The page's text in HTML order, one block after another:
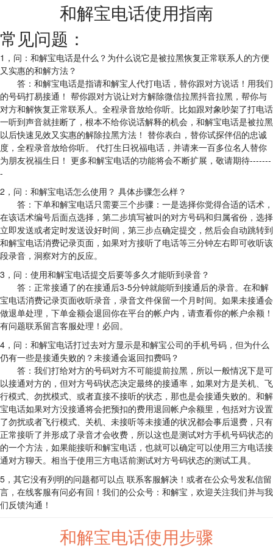
和解宝电话使用指南
常见问题：
1，问：和解宝电话是什么？为什么说它是被拉黑恢复正常联系人的方便
又实惠的和解方法？
答：和解宝电话是指请和解宝人代打电话，替你跟对方说话！用我们
的号码打易接通！ 帮你跟对方说让对方解除微信拉黑抖音拉黑，帮你与
对方和解恢复正常联系人。全程录音放给你听。比如跟对象吵架了打电话
一听到声音就挂断了，根本不给你说话解释的机会，和解宝电话是被拉黑
以后快速见效又实惠的解除拉黑方法！ 替你表白，替你试探伴侣的忠诚
度，全程录音放给你听。 代打生日祝福电话，并请来一百多位名人替你
为朋友祝福生日！ 更多和解宝电话的功能将会不断扩展，敬请期待-------
-
2，问：和解宝电话怎么使用？ 具体步骤怎么样？
答：下单和解宝电话只需要三个步骤：一是选择你觉得合适的话术，
在该话术编号后面点选择，第二步填写被叫的对方号码和归属省份，选择
立即发送或者定时发送设好时间，第三步点确定提交，然后会自动跳转到
和解宝电话消费记录页面，如果对方接听了电话等三分钟左右即可收听该
段录音，洞察对方的反应。
3，问：使用和解宝电话提交后要等多久才能听到录音？
答：正常接通了的在接通后3-5分钟就能听到接通后的录音。在和解
宝电话消费记录页面收听录音，录音文件保留一个月时间。如果未接通会
做退单处理，下单金额会退回你在平台的帐户内，请查看你的帐户余额！
有问题联系留言客服处理！必回。
4，问：和解宝电话打过去对方显示是和解宝公司的手机号码，但为什么
仍有一些是接通失败的？未接通会返回扣费吗？
答：我们打给对方的号码对方不可能提前拉黑，所以一般情况下是可
以接通对方的，但对方号码状态决定最终的接通率，如果对方是关机、飞
行模式、勿扰模式、或者直接不接听的状态，那也是会接通失败的。和解
宝电话如果对方没接通将会把预扣的费用退回帐户余额里，包括对方设置
了勿扰或者飞行模式、关机、未接听等未接通的状况都会事后退费，只有
正常接听了并形成了录音才会收费，所以这也是测试对方手机号码状态的
的一个方法，如果能接听和解宝电话，也就可以确定可以使用三方电话接
通对方聊天。相当于使用三方电话前测试对方号码状态的测试工具。
5，其它没有列明的问题都可以点 联系客服解决！或者在公众号发私信留
言，在线客服有问必有回！我们的公众号：和解宝，欢迎关注我们并与我
们反馈沟通！
和解宝电话使用步骤